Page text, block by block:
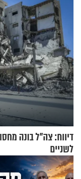
דיווח: צה"ל בונה
לשניים